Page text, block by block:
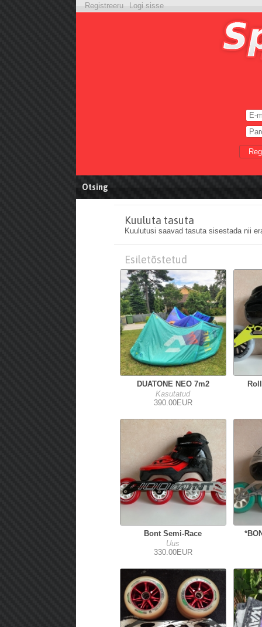
Registreeru Logi sisse
Otsing
Kuuluta tasuta
Kuulutusi saavad tasuta sisestada nii
Esiletõstetud
DUATONE NEO 7m2
Kasutatud
390.00EUR
Bont Semi-Race
Uus
330.00EUR